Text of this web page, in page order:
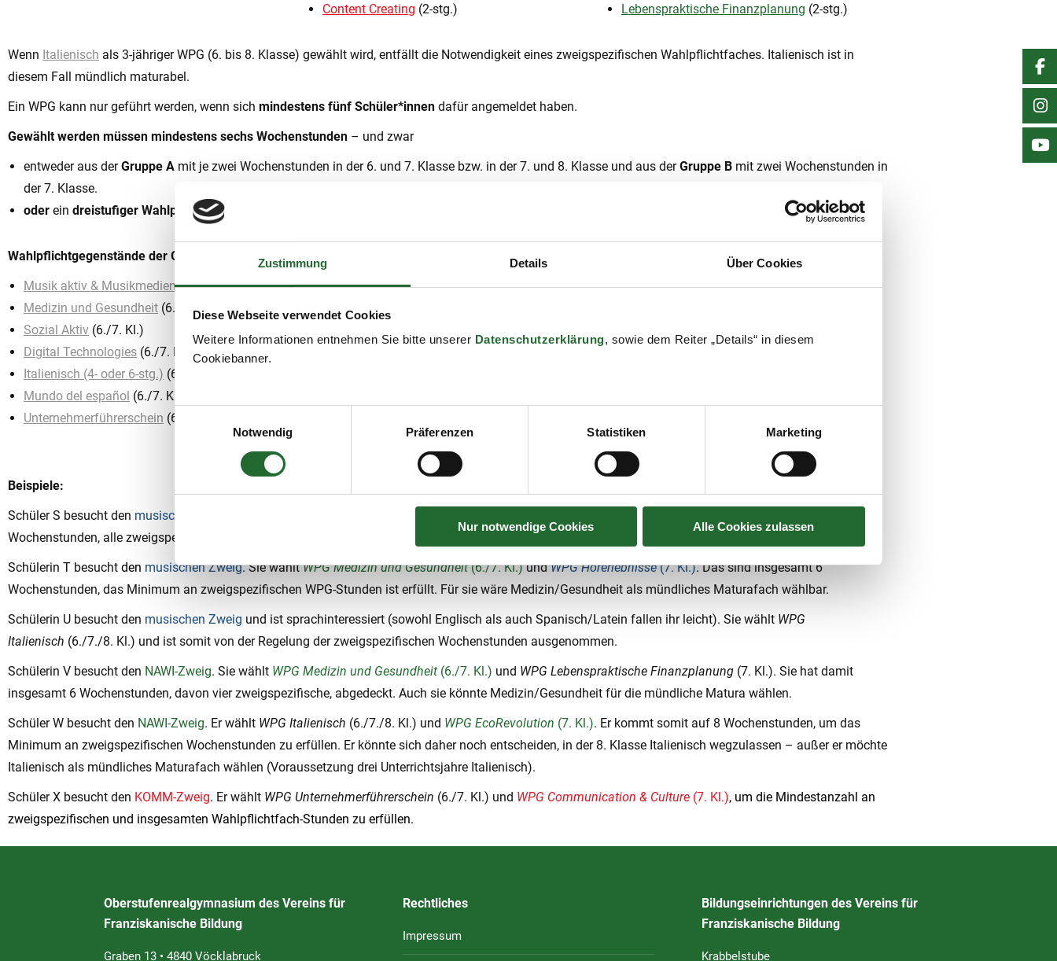
Zustimmung Details Über Cookies
Diese Webseite verwendet Cookies
Weitere Informationen entnehmen Sie bitte unserer Datenschutzerklärung, sowie dem Reiter „Details“ in diesem
Cookiebanner.
Einwilligungsauswahl
Notwendig
Präferenzen Statistiken Marketing
Nur notwendige Cookies Alle Cookies zulassen
Content Creating (2-stg.)
Lebenspraktische Finanzplanung (2-stg.)
Wenn Italienisch als 3-jähriger WPG (6. bis 8. Klasse) gewählt wird, entfällt die Notwendigkeit eines zweigspezifischen Wahlpflichtfaches. Italienisch ist in
diesem Fall mündlich maturabel.
Ein WPG kann nur geführt werden, wenn sich mindestens fünf Schüler*innen dafür angemeldet haben.
Gewählt werden müssen mindestens sechs Wochenstunden – und zwar
entweder aus derGruppe A mit je zwei Wochenstunden in der 6. und 7. Klasse bzw. in der 7. und 8. Klasse und aus derGruppe B mit zwei Wochenstunden in
der 7. Klasse.
oder ein dreistufiger Wahlpflichtgegenstand
Wahlpflichtgegenstände der Gruppe A (4-/6-stg.):
Musik aktiv & Musikmedien(6./7. Kl.)
Medizin und Gesundheit (6./7. Kl.)
Sozial Aktiv (6./7. Kl.)
Digital Technologies (6./7. Kl.)
Italienisch (4- oder 6-stg.) (6./7./8. Kl.)
Mundo del español (6./7. Kl.)
Unternehmerführerschein (6./7. Kl.)
Wahlpflichtgegenstände der Gruppe B (2-stg.):
Hörerlebnisse(7. Kl.)
EcoRevolution: Nachhaltig Denken – Innovativ Handeln(7. Kl.)
Beispiele:
Schüler S besucht den musischen Zweig
Wochenstunden, alle zweigspezifisch. Musik aktiv & Musikmedien könnte er als mündliches Maturafach wählen, wenn er möchte.
Schülerin T besucht den musischen Zweig. Sie wähltWPG Medizin und Gesundheit(6./7. Kl.)undWPG Hörerlebnisse(7. Kl.). Das sind insgesamt 6
Wochenstunden, das Minimum an zweigspezifischen WPG-Stunden ist erfüllt. Für sie wäre Medizin/Gesundheit als mündliches Maturafach wählbar.
Schülerin U besucht den musischen Zweig und ist sprachinteressiert (sowohl Englisch als auch Spanisch/Latein fallen ihr leicht). Sie wählt WPG
Italienisch (6./7./8. Kl.) und ist somit von der Regelung der zweigspezifischen Wochenstunden ausgenommen.
Schülerin V besucht den NAWI-Zweig. Sie wählt WPG Medizin und Gesundheit (6./7. Kl.) und WPG Lebenspraktische Finanzplanung (7. Kl.). Sie hat damit
insgesamt 6 Wochenstunden, davon vier zweigspezifische, abgedeckt. Auch sie könnte Medizin/Gesundheit für die mündliche Matura wählen.
Schüler W besucht den NAWI-Zweig. Er wählt WPG Italienisch (6./7./8. Kl.) und WPG EcoRevolution (7. Kl.). Er kommt somit auf 8 Wochenstunden, um das
Minimum an zweigspezifischen Wochenstunden zu erfüllen. Er könnte sich daher noch entscheiden, in der 8. Klasse Italienisch wegzulassen – außer er möchte
Italienisch als mündliches Maturafach wählen (Voraussetzung drei Unterrichtsjahre Italienisch).
Schüler X besucht den KOMM-Zweig. Er wählt WPG Unternehmerführerschein (6./7. Kl.) und WPG Communication & Culture (7. Kl.), um die Mindestanzahl an
zweigspezifischen und insgesamten Wahlpflichtfach-Stunden zu erfüllen.
Oberstufenrealgymnasium des Vereins für
Franziskanische Bildung
Graben 13 • 4840 Vöcklabruck
Rechtliches
Impressum
Bildungseinrichtungen des Vereins für
Franziskanische Bildung
Krabbelstube